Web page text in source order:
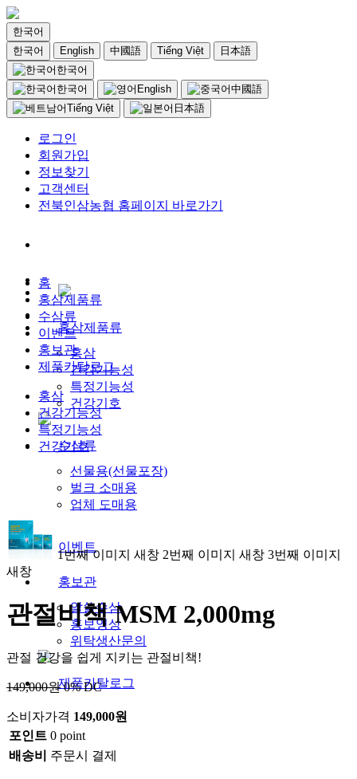
한국어
한국어
English 中國語 Tiếng Việt
日本語
한국어
한국어
English
中國語
Tiếng Việt
日本語
로그인
회원가입
정보찾기
고객센터
전북인삼농협 홈페이지 바로가기
홍삼제품류
홍삼
건강기능성
특정기능성
건강기호
수삼류
선물용(선물포장)
벌크 소매용
업체 도매용
이벤트
홍보관
알쓸수삼
홍보영상
위탁생산문의
제품카탈로그
홈
홍삼제품류
수삼류
이벤트
홍보관
제품카탈로그
홍삼
건강기능성
특정기능성
건강기호
1번째 이미지 새창 2번째 이미지 새창 3번째 이미지
새창
관절비책 MSM 2,000mg
관절 건강을 쉽게 지키는 관절비책!
149,000원 0% DC
소비자가격 149,000원
포인트 0 point
배송비
주문시 결제